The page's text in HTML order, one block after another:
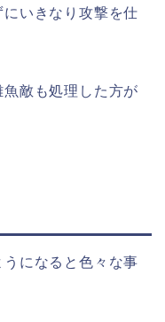
いきなり攻撃を仕
敵も処理した方が
になると色々な事